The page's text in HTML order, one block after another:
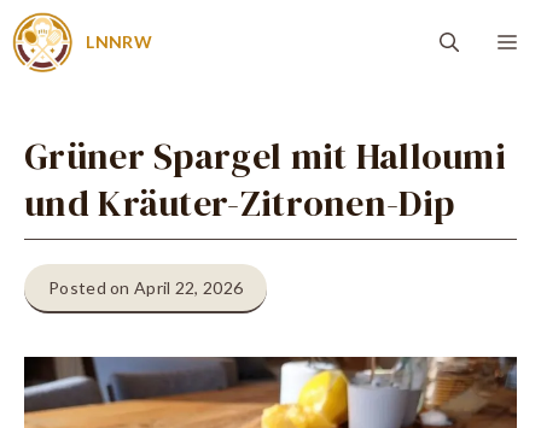
Zum
Inhalt
LNNRW
Grüner Spargel mit Halloumi
und Kräuter-Zitronen-Dip
Posted on April 22, 2026